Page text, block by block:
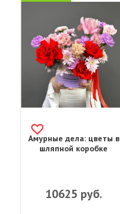
Амурные дела: цветы в
шляпной коробке
10625 руб.